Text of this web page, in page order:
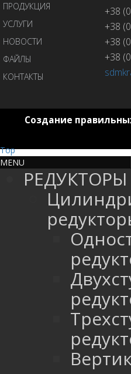
ПРОДУКЦИЯ
УСЛУГИ
НОВОСТИ
ФАЙЛЫ
КОНТАКТЫ
+38
+38
+38
+38
Создание
Top
MENU
РЕДУКТОРЫ